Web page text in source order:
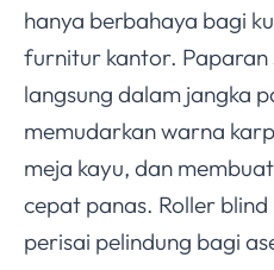
hanya berbahaya bagi
furnitur kantor.
langsung dalam jangka
memudarkan warna
meja kayu, dan
cepat panas. Roller
perisai pelindung bagi